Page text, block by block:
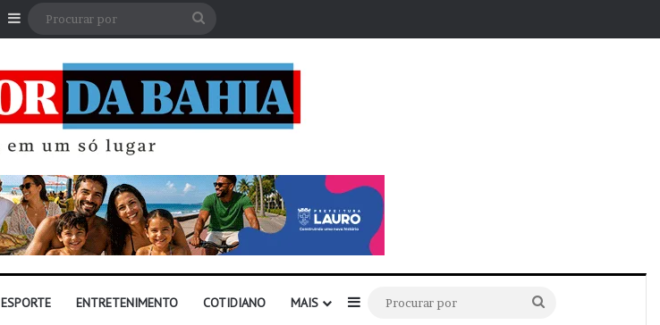
EntrarBarra Lateral
ESPORTE ENTRETENIMENTO COTIDIANO MAIS Barra Lateral